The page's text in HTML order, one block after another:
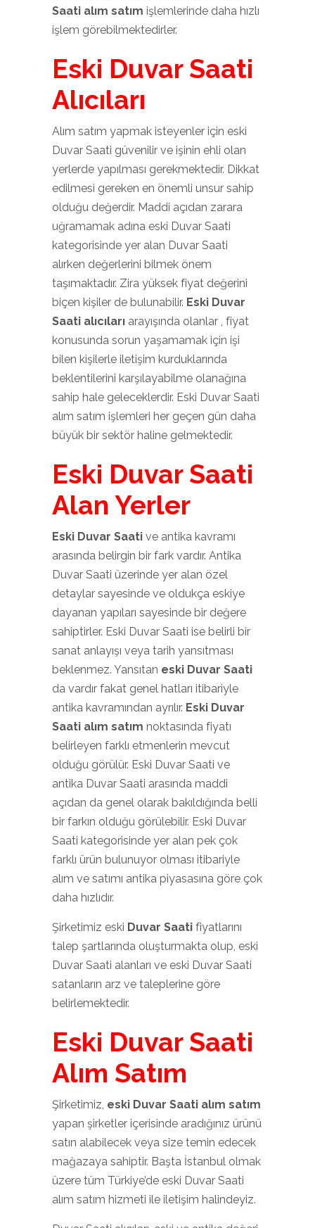
Saati alım satım işlemlerinde daha hızlı
işlem görebilmektedirler.
Eski Duvar Saati
Alıcıları
Alım satım yapmak isteyenler için eski
Duvar Saati güvenilir ve işinin ehli olan
yerlerde yapılması gerekmektedir. Dikkat
edilmesi gereken en önemli unsur sahip
olduğu değerdir. Maddi açıdan zarara
uğramamak adına eski Duvar Saati
kategorisinde yer alan Duvar Saati
alırken değerlerini bilmek önem
taşımaktadır. Zira yüksek fiyat değerini
biçen kişiler de bulunabilir. Eski Duvar
Saati alıcıları arayışında olanlar , fiyat
konusunda sorun yaşamamak için işi
bilen kişilerle iletişim kurduklarında
beklentilerini karşılayabilme olanağına
sahip hale geleceklerdir. Eski Duvar Saati
alım satım işlemleri her geçen gün daha
büyük bir sektör haline gelmektedir.
Eski Duvar Saati
Alan Yerler
Eski Duvar Saati ve antika kavramı
arasında belirgin bir fark vardır. Antika
Duvar Saati üzerinde yer alan özel
detaylar sayesinde ve oldukça eskiye
dayanan yapıları sayesinde bir değere
sahiptirler. Eski Duvar Saati ise belirli bir
sanat anlayışı veya tarih yansıtması
beklenmez. Yansıtan eski Duvar Saati
da vardır fakat genel hatları itibariyle
antika kavramından ayrılır. Eski Duvar
Saati alım satım noktasında fiyatı
belirleyen farklı etmenlerin mevcut
olduğu görülür. Eski Duvar Saati ve
antika Duvar Saati arasında maddi
açıdan da genel olarak bakıldığında belli
bir farkın olduğu görülebilir. Eski Duvar
Saati kategorisinde yer alan pek çok
farklı ürün bulunuyor olması itibariyle
alım ve satımı antika piyasasına göre çok
daha hızlıdır.
Şirketimiz eski Duvar Saati fiyatlarını
talep şartlarında oluşturmakta olup, eski
Duvar Saati alanları ve eski Duvar Saati
satanların arz ve taleplerine göre
belirlemektedir.
Eski Duvar Saati
Alım Satım
Şirketimiz, eski Duvar Saati alım satım
yapan şirketler içerisinde aradığınız ürünü
satın alabilecek veya size temin edecek
mağazaya sahiptir. Başta İstanbul olmak
üzere tüm Türkiye’de eski Duvar Saati
alım satım hizmeti ile iletişim halindeyiz.